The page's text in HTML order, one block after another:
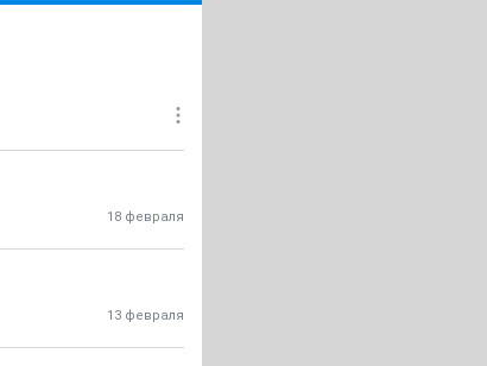
18 февраля
13 февраля